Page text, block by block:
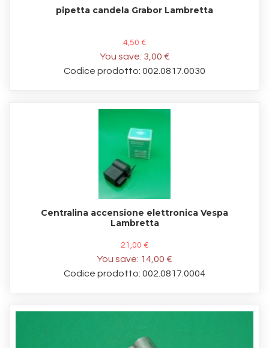
pipetta candela Grabor Lambretta
4,50 €
You save: 3,00 €
Codice prodotto: 002.0817.0030
Centralina accensione elettronica Vespa
Lambretta
21,00 €
You save: 14,00 €
Codice prodotto: 002.0817.0004